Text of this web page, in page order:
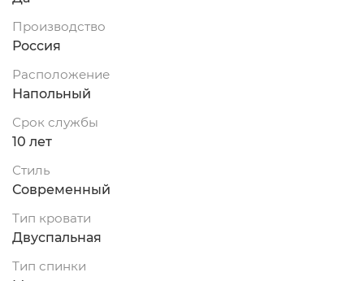
Производство
Россия
Расположение
Напольный
Срок службы
10 лет
Стиль
Современный
Тип кровати
Двуспальная
Тип спинки